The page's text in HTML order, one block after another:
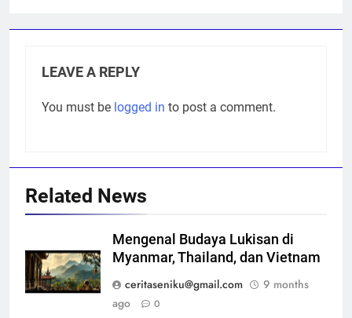
LEAVE A REPLY
You must be logged in to post a comment.
Related News
Mengenal Budaya Lukisan di
Myanmar, Thailand, dan Vietnam
ceritaseniku@gmail.com
9 months
ago
0